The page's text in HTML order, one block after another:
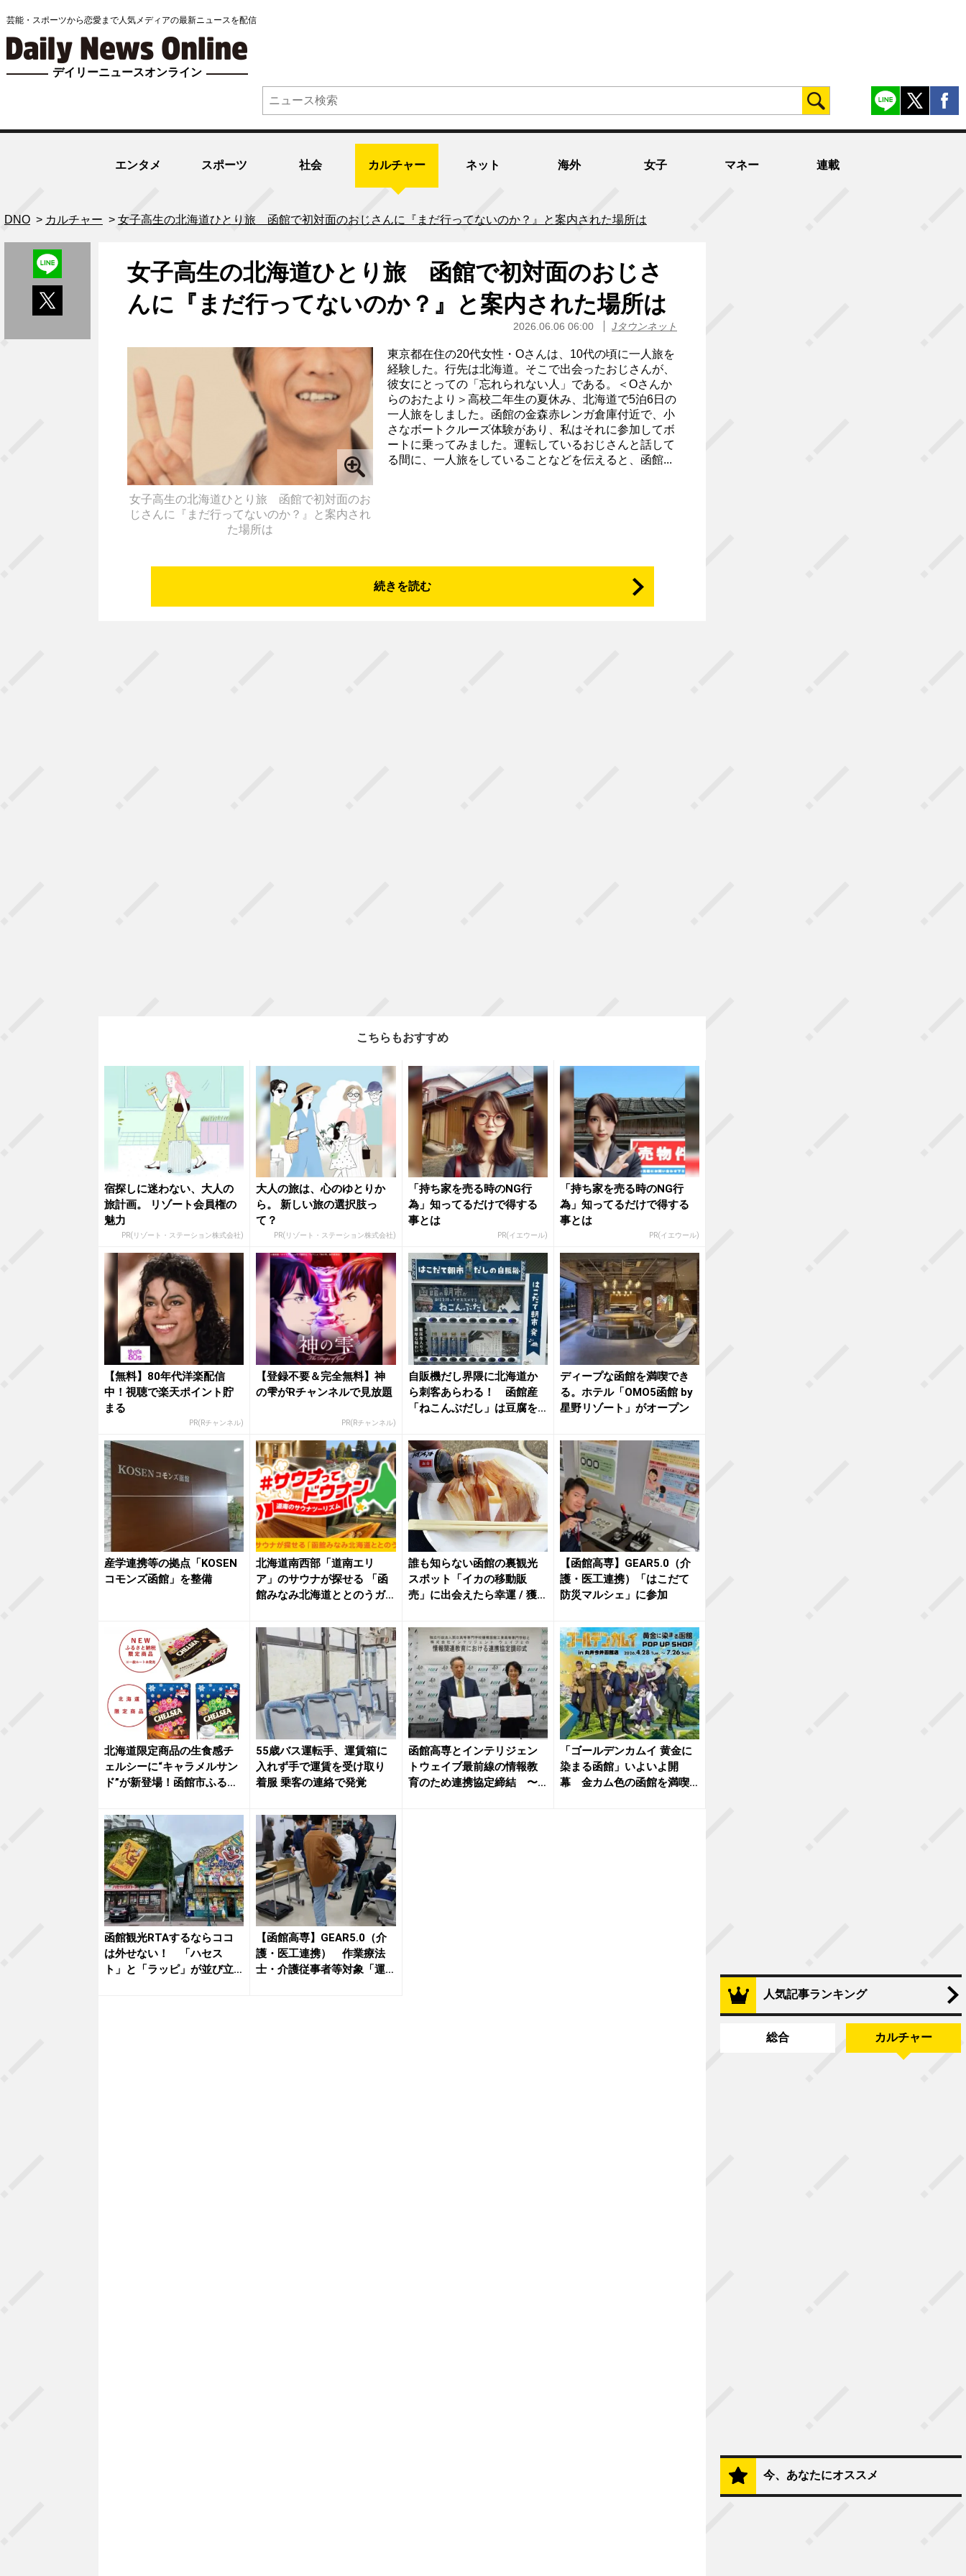
芸能・スポーツから恋愛まで人気メディアの最新ニュースを配信
デイリーニュースオンライン
エンタメ スポーツ 社会 カルチャー ネット 海外 女子 マネー 連載
DNO > カルチャー > 女子高生の北海道ひとり旅 函館で初対面のおじさんに『まだ行ってないのか？』と案内された場所は
女子高生の北海道ひとり旅 函館で初対面のおじさ
んに『まだ行ってないのか？』と案内された場所は
2026.06.06 06:00 Jタウンネット
女子高生の北海道ひとり旅 函館で初対面のお
じさんに『まだ行ってないのか？』と案内され
た場所は
東京都在住の20代女性・Oさんは、10代の頃に一人旅を
経験した。行先は北海道。そこで出会ったおじさんが、
彼女にとっての「忘れられない人」である。＜Oさんか
らのおたより＞高校二年生の夏休み、北海道で5泊6日の
一人旅をしました。函館の金森赤レンガ倉庫付近で、小
さなボートクルーズ体験があり、私はそれに参加してボ
ートに乗ってみました。運転しているおじさんと話して
る間に、一人旅をしていることなどを伝えると、函館...
続きを読む
こちらもおすすめ
宿探しに迷わない、大人の
旅計画。 リゾート会員権の
魅力
PR(リゾート・ステーション株式会社)
大人の旅は、心のゆとりか
ら。 新しい旅の選択肢っ
て？
PR(リゾート・ステーション株式会社)
「持ち家を売る時のNG行
為」知ってるだけで得する
事とは
PR(イエウール)
「持ち家を売る時のNG行
為」知ってるだけで得する
事とは
PR(イエウール)
【無料】80年代洋楽配信
中！視聴で楽天ポイント貯
まる
PR(Rチャンネル)
【登録不要＆完全無料】神
の雫がRチャンネルで見放題
PR(Rチャンネル)
自販機だし界隈に北海道か
ら刺客あらわる！ 函館産
「ねこんぶだし」は豆腐を
ディープな函館を満喫でき
る。ホテル「OMO5函館 by
星野リゾート」がオープン
産学連携等の拠点「KOSEN
コモンズ函館」を整備
北海道南西部「道南エリ
ア」のサウナが探せる 「函
館みなみ北海道ととのうガ
誰も知らない函館の裏観光
スポット「イカの移動販
売」に出会えたら幸運 / 獲れ
【函館高専】GEAR5.0（介
護・医工連携）「はこだて
防災マルシェ」に参加
北海道限定商品の生食感チ
ェルシーに“キャラメルサン
ド”が新登場！函館市ふるさ
55歳バス運転手、運賃箱に
入れず手で運賃を受け取り
着服 乗客の連絡で発覚
函館高専とインテリジェン
トウェイブ最前線の情報教
育のため連携協定締結 〜
「ゴールデンカムイ 黄金に
染まる函館」いよいよ開
幕 金カム色の函館を満喫
函館観光RTAするならココ
は外せない！ 「ハセス
ト」と「ラッピ」が並び立
【函館高専】GEAR5.0（介
護・医工連携） 作業療法
士・介護従事者等対象「運
人気記事ランキング
総合 カルチャー
今、あなたにオススメ